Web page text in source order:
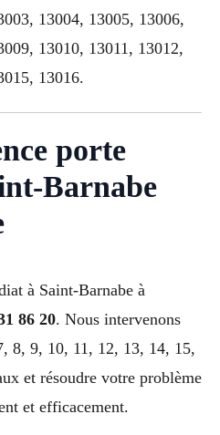
13004, 13005, 13006,
13010, 13011, 13012,
13016.
porte
Barnabe
à Saint-Barnabe à
86 20. Nous intervenons
8, 9, 10, 11, 12, 13, 14, 15,
et résoudre votre problème
et efficacement.